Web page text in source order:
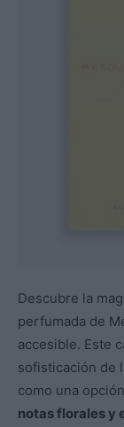
Descubre la
perfumada de
accesible. Este
sofisticación de
como una
notas florales y